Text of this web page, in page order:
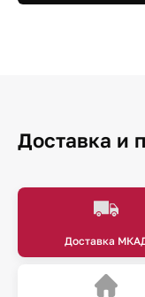
Доставка и
Доставка